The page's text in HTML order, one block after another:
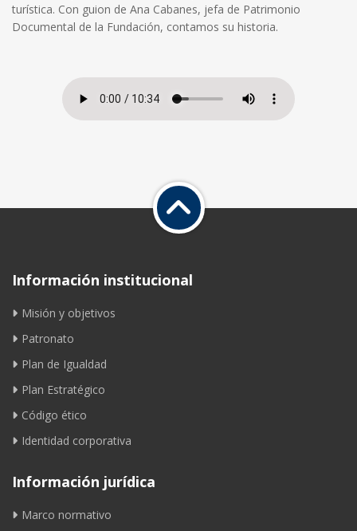
turística. Con guion de Ana Cabanes, jefa de Patrimonio
Documental de la Fundación, contamos su historia.
Información institucional
Misión y objetivos
Patronato
Plan de Igualdad
Plan Estratégico
Código ético
Identidad corporativa
Información jurídica
Marco normativo